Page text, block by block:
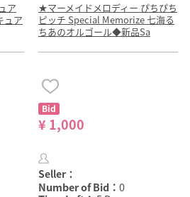
ア
ュア
★マーメイドメロディー ぴちぴち
ピッチ Special Memorize 七海る
ちあのオルゴール◆新品Sa
Bid
¥ 1,000
Seller：
Number of Bid： 0